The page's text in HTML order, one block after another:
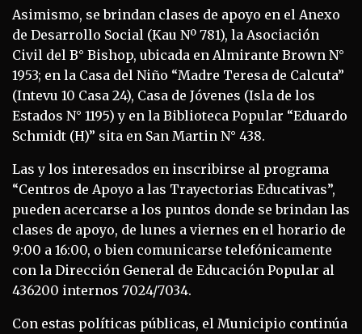
Asimismo, se brindan clases de apoyo en el Anexo
de Desarrollo Social (Kau Nº 781), la Asociación
Civil del B° Bishop, ubicada en Almirante Brown N°
1953; en la Casa del Niño “Madre Teresa de Calcuta”
(Intevu 10 Casa 24), Casa de Jóvenes (Isla de los
Estados N° 1195) y en la Biblioteca Popular “Eduardo
Schmidt (H)” sita en San Martin N° 438.
Las y los interesados en inscribirse al programa
“Centros de Apoyo a las Trayectorias Educativas”,
pueden acercarse a los puntos donde se brindan las
clases de apoyo, de lunes a viernes en el horario de
9:00 a 16:00, o bien comunicarse telefónicamente
con la Dirección General de Educación Popular al
436200 internos 7024/7034.
Con estas políticas públicas, el Municipio continúa